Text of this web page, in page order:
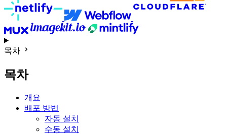
목차
목차
개요
배포 방법
자동 설치
수동 설치